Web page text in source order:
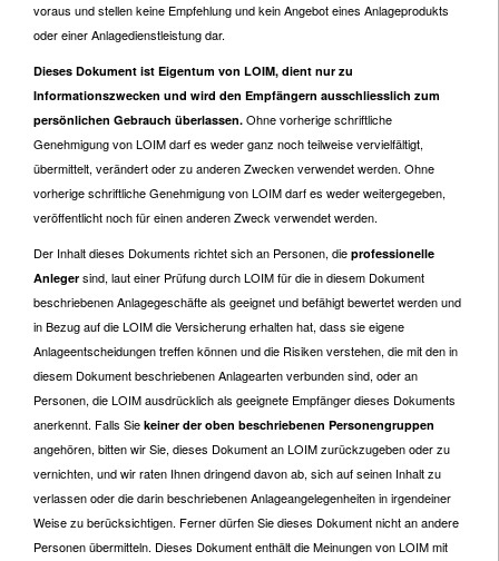
voraus und stellen keine Empfehlung und kein Angebot eines Anlageprodukts
oder einer Anlagedienstleistung dar.
Dieses Dokument ist Eigentum von LOIM, dient nur zu
Informationszwecken und wird den Empfängern ausschliesslich zum
persönlichen Gebrauch überlassen. Ohne vorherige schriftliche
Genehmigung von LOIM darf es weder ganz noch teilweise vervielfältigt,
übermittelt, verändert oder zu anderen Zwecken verwendet werden. Ohne
vorherige schriftliche Genehmigung von LOIM darf es weder weitergegeben,
veröffentlicht noch für einen anderen Zweck verwendet werden.
Der Inhalt dieses Dokuments richtet sich an Personen, die professionelle
Anleger sind, laut einer Prüfung durch LOIM für die in diesem Dokument
beschriebenen Anlagegeschäfte als geeignet und befähigt bewertet werden und
in Bezug auf die LOIM die Versicherung erhalten hat, dass sie eigene
Anlageentscheidungen treffen können und die Risiken verstehen, die mit den in
diesem Dokument beschriebenen Anlagearten verbunden sind, oder an
Personen, die LOIM ausdrücklich als geeignete Empfänger dieses Dokuments
anerkennt. Falls Sie keiner der oben beschriebenen Personengruppen
angehören, bitten wir Sie, dieses Dokument an LOIM zurückzugeben oder zu
vernichten, und wir raten Ihnen dringend davon ab, sich auf seinen Inhalt zu
verlassen oder die darin beschriebenen Anlageangelegenheiten in irgendeiner
Weise zu berücksichtigen. Ferner dürfen Sie dieses Dokument nicht an andere
Personen übermitteln. Dieses Dokument enthält die Meinungen von LOIM mit